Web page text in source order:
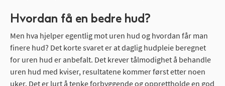
Hvordan få en bedre hud?
Men hva hjelper egentlig mot uren hud og hvordan får man
finere hud? Det korte svaret er at daglig hudpleie beregnet
for uren hud er anbefalt. Det krever tålmodighet å behandle
uren hud med kviser, resultatene kommer først etter noen
uker. Det er lurt å tenke forbyggende og opprettholde en god